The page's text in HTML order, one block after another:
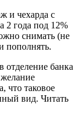
и чехарда с
2 года под 12%
снимать (не
пополнять.
отделение банка
что таковое
вид. Читать